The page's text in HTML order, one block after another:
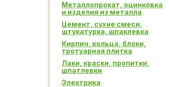
Металлопрокат, оцинковка
и изделия из металла
Цемент, сухие смеси,
штукатурка, шпаклевка
Кирпич, кольца, блоки,
тротуарная плитка
Лаки, краски, пропитки,
шпатлевки
Электрика